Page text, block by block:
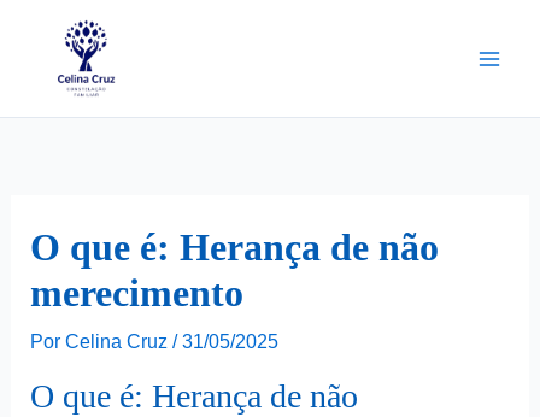
O que é: Herança de não
merecimento
Por Celina Cruz / 31/05/2025
O que é: Herança de não